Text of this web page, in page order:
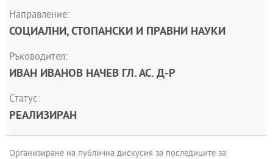
Направление:
СОЦИАЛНИ, СТОПАНСКИ И ПРАВНИ НАУКИ
Ръководител:
ИВАН ИВАНОВ НАЧЕВ ГЛ. АС. Д-Р
Статус:
РЕАЛИЗИРАН
Организиране на публична дискусия за последиците за